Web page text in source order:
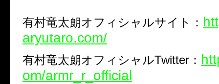
有村竜太朗オフィシャルサイト：
aryutaro.com/
有村竜太朗オフィシャルTwitter：
om/armr_r_official